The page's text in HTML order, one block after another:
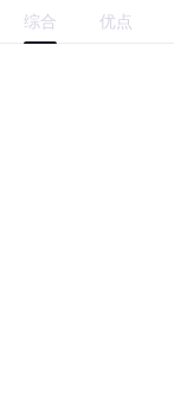
综合 优点